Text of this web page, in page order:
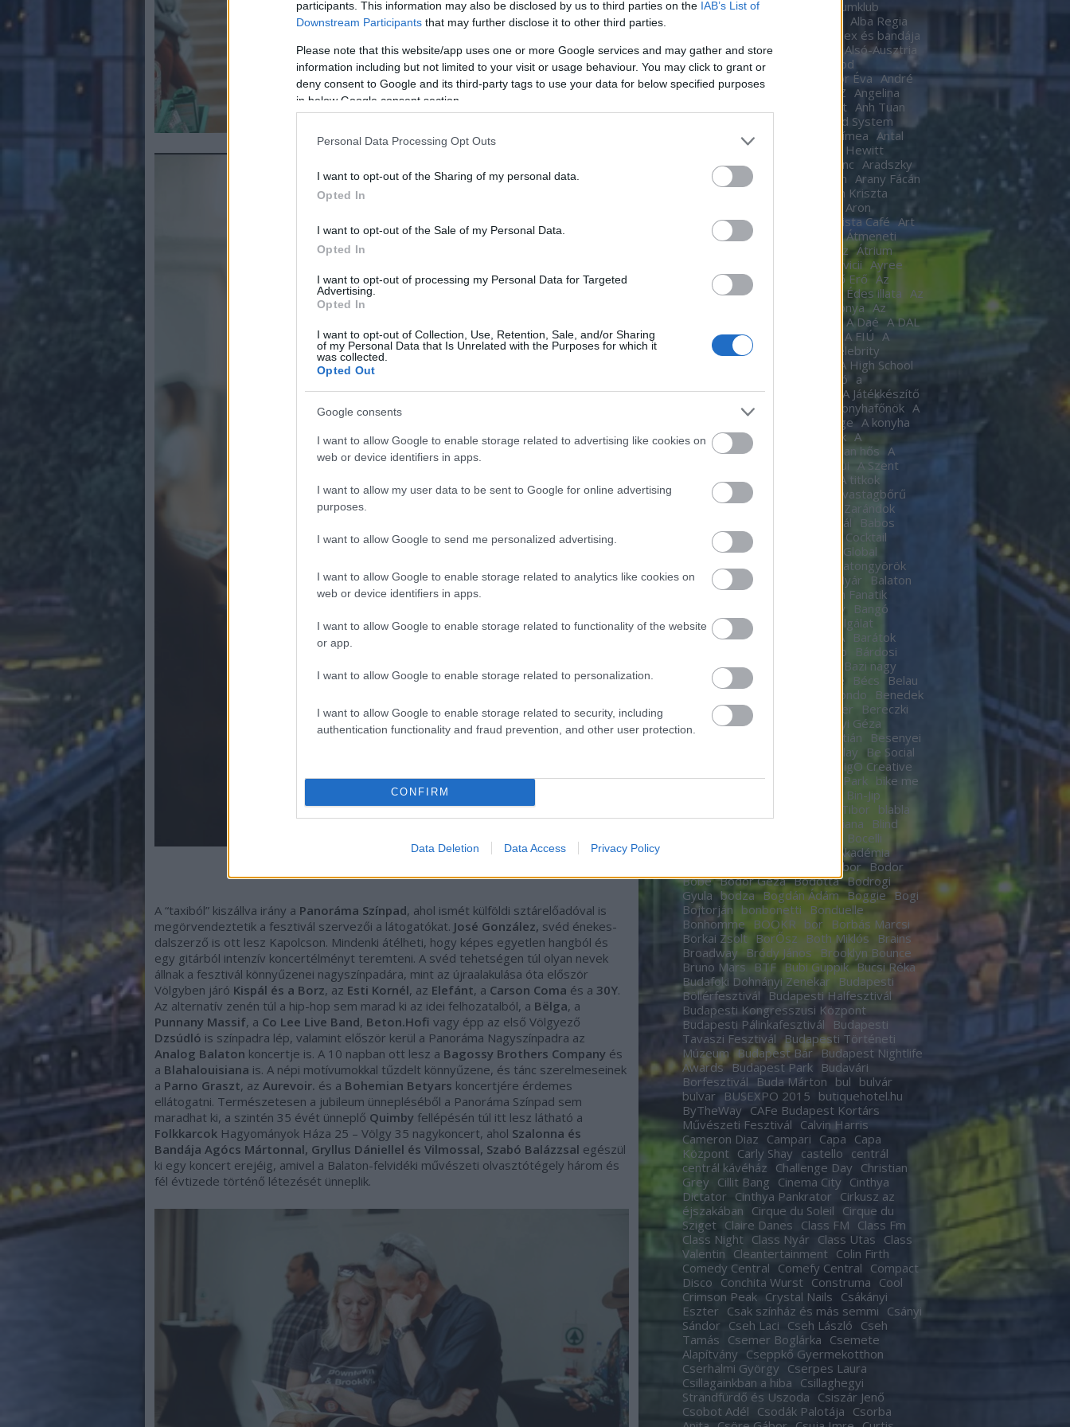
participants. This information may also be disclosed by us to third parties on the IAB’s List of
Downstream Participants that may further disclose it to other third parties.
Please note that this website/app uses one or more Google services and may gather and store
information including but not limited to your visit or usage behaviour. You may click to grant or
deny consent to Google and its third-party tags to use your data for below specified purposes
in below Google consent section.
Personal Data Processing Opt Outs
I want to opt-out of the Sharing of my personal data.
Opted In
I want to opt-out of the Sale of my Personal Data.
Opted In
I want to opt-out of processing my Personal Data for Targeted
Advertising.
Opted In
I want to opt-out of Collection, Use, Retention, Sale, and/or Sharing
of my Personal Data that Is Unrelated with the Purposes for which it
was collected.
Opted Out
Google consents
I want to allow Google to enable storage related to advertising like cookies on
web or device identifiers in apps.
I want to allow my user data to be sent to Google for online advertising
purposes.
I want to allow Google to send me personalized advertising.
I want to allow Google to enable storage related to analytics like cookies on
web or device identifiers in apps.
I want to allow Google to enable storage related to functionality of the website
or app.
I want to allow Google to enable storage related to personalization.
I want to allow Google to enable storage related to security, including
authentication functionality and fraud prevention, and other user protection.
CONFIRM
Data Deletion Data Access Privacy Policy
A “taxiból” kiszállva irány a Panoráma Színpad, ahol ismét külföldi sztárelőadóval is
megörvendeztetik a fesztivál szervezői a látogatókat. José González, svéd énekes-
dalszerző is ott lesz Kapolcson. Mindenki átélheti, hogy képes egyetlen hangból és
egy gitárból intenzív koncertélményt teremteni. A svéd tehetségen túl olyan nevek
állnak a fesztivál könnyűzenei nagyszínpadára, mint az újraalakulása óta először
Völgyben járó Kispál és a Borz, az Esti Kornél, az Elefánt, a Carson Coma és a 30Y.
Az alternatív zenén túl a hip-hop sem marad ki az idei felhozatalból, a Bëlga, a
Punnany Massif, a Co Lee Live Band, Beton.Hofi vagy épp az első Völgyező
Dzsúdló is színpadra lép, valamint először kerül a Panoráma Nagyszínpadra az
Analog Balaton koncertje is. A 10 napban ott lesz a Bagossy Brothers Company és
a Blahalouisiana is. A népi motívumokkal tűzdelt könnyűzene, és tánc szerelmeseinek
a Parno Graszt, az Aurevoir. és a Bohemian Betyars koncertjére érdemes
ellátogatni. Természetesen a jubileum ünnepléséből a Panoráma Színpad sem
maradhat ki, a szintén 35 évét ünneplő Quimby fellépésén túl itt lesz látható a
Folkkarcok Hagyományok Háza 25 – Völgy 35 nagykoncert, ahol Szalonna és
Bandája Agócs Mártonnal, Gryllus Dániellel és Vilmossal, Szabó Balázzsal egészül
ki egy koncert erejéig, amivel a Balaton-felvidéki művészeti olvasztótégely három és
fél évtizede történő létezését ünneplik.
Pure Ákos Akvárium
Akvariumklub
Alba Regia
Alex és bandája
Alföldi Róbert Almási Csaba
Alsó-Ausztria
Amadinda Áman Attila
Amigod
Anaheimben Anastacia Andor Éva André
Le Notre Andy Barlow ANEZ Angelina
Anger Zsolt Anh Tuan
Anima Sound System
Anna Kendrick
Antal Tímea Antal
Anthony van Laast
Aon Hewitt
Apropó szerelem
Aradi Ferenc Aradszky
László
Aranyélet Aranyszem Arany Fácán
Argyelán Kriszta
Aron
Pálmarsson
ARTista Café Art
Attack aste. Sound. Danube.
Átmeneti
Átrium Film-Színház Átrium
avicii Ayree
Claudia Az angyal Az ébredő Erő Az
éjszakám a nappalod
Az élet Édes illata Az
Az Év Háziasszonya Az
A Daé A DAL
A férjem védelmében A FIÚ A
Focus
A fogoly
A Gozsdu Celebrity
A High School
A Hindenburg léghajó a
játékkészítő A játékkészítő
A Játékkészítő
A Kocka A konyhafőnök A
A konyha ördöge A konyha
Ördöge A Lámpagyújtogatók A
lámpagyújtogatók
A láthatatlan hős A
A pokol kapui A Szent
A templomos lovagok
A titkok
könyvtára
A torony hősei
A vastagbőrű
mimóza A vörös oroszlán
A Zarándok
B.my.Lake Fesztivál
Babos
Tímea baby
Bacardí Legacy Cocktail
Competition
Bacardí Legacy Global
Bakelit Balance
Balatongyörök
Balatoni Hacacáré
Balatoni Nyár
Balaton
Balázsy Panna
Balkán Fanatik
Baló György
Bangó
Margit Baptista Szeretetszolgálat
BARACKOS BUBORÉKTORTA Barátok
Barba Negra Music Club
Bárdosi
Sándor Bartendaz Hungary
Bazi nagy
francia lagzik
Bebe Bécs
Belau
Belmondo
Benedek
Ben Kingsley Ben Stiller
Bereczki
Zoltán Berek Kati
Bereményi Géza
Bereznay Tamás
Berki Krisztián
Besenyei
Betty Barclay
Be Social
BigO Creative
Studio Big Time Rush Bikás Park bike me
Bin-Jip
Bitskey Tibor blabla
Black Nail Cabaret
Blahalouisiana
Blind
Bocelli
Bocus D’Or Akadémia
Bödőcs Tibor Bodor
Böbe Bodor Géza Bódottá Bodrogi
Gyula bodza Bogdán Ádám Boggie
Bogi
Bojtorján bonbonetti
Bonduelle
Bonhomme
BOOKR bor
Borbás Marcsi
Borkai Zsolt BorŐsz Both Miklós
Brains
Broadway
Bródy János
Brooklyn Bounce
Bruno Mars
BTF Bubi Guppik Bucsi Réka
Budafoki Dohnányi Zenekar
Budapesti
Böllérfesztivál
Budapesti Halfesztivál
Budapesti Kongresszusi Központ
Budapesti Pálinkafesztivál
Budapesti
Tavaszi Fesztivál Budapesti Történeti
Múzeum Budapest Bár Budapest Nightlife
Awards Budapest Park Budavári
Borfesztivál
Buda Márton bul bulvár
bulvar
BUSEXPO 2015 butiquehotel.hu
ByTheWay CAFe Budapest Kortárs
Művészeti Fesztivál Calvin Harris
Cameron Diaz Campari Capa Capa
Központ Carly Shay castello centrál
centrál kávéház Challenge Day Christian
Grey Cillit Bang Cinema City Cinthya
Dictator Cinthya Pankrator Cirkusz az
éjszakában Cirque du Soleil Cirque du
Sziget Claire Danes Class FM Class Fm
Class Night Class Nyár Class Utas Class
Valentin Cleantertainment Colin Firth
Comedy Central Comefy Central Compact
Disco Conchita Wurst Construma Cool
Crimson Peak Crystal Nails Csákányi
Eszter Csak színház és más semmi Csányi
Sándor Cseh Laci Cseh László Cseh
Tamás Csemer Boglárka Csemete
Alapítvány Cseppkő Gyermekotthon
Cserhalmi György Cserpes Laura
Csillagainkban a hiba Csillaghegyi
Strandfürdő és Uszoda Csiszár Jenő
Csobot Adél Csodák Palotája Csorba